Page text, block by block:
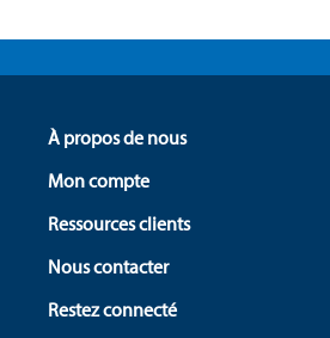
À propos de nous
Mon compte
Ressources clients
Nous contacter
Restez connecté